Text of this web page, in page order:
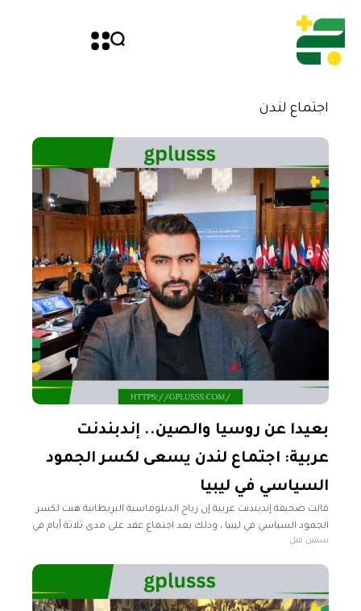
اجتماع لندن
بعيدا عن روسيا والصين.. إندبندنت
عربية: اجتماع لندن يسعى لكسر الجمود
السياسي في ليبيا
قالت صحيفة إندبندنت عربية إن رياح الدبلوماسية البريطانية هبت لكسر
الجمود السياسي في ليبيا ، وذلك بعد اجتماع عقد على مدى ثلاثة أيام في
لندن، حضرته دول غربية وعربية عدة
سنتين قبل